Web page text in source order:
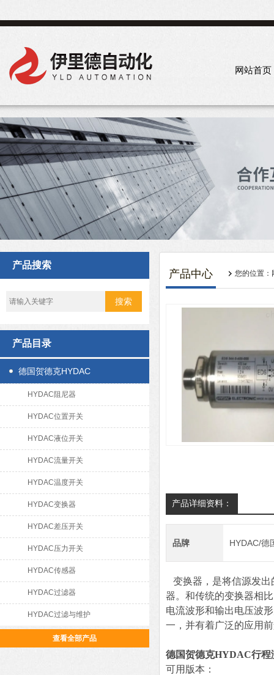
网站首页
产品搜索
产品目录
德国贺德克HYDAC
HYDAC阻尼器
HYDAC位置开关
HYDAC液位开关
HYDAC流量开关
HYDAC温度开关
HYDAC变换器
HYDAC差压开关
HYDAC压力开关
HYDAC传感器
HYDAC过滤器
HYDAC过滤与维护
查看全部产品
产品中心 您的位置：
产品详细资料：
品牌 HYDAC/德
变换器，是将信源发出
器。和传统的变换器相
电流波形和输出电压波
一，并有着广泛的应用
德国贺德克HYDAC行程
可用版本：